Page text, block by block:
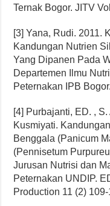
Ternak Bogor. JITV
[3] Yana, Rudi. 2011.
Kandungan Nutrien
Yang Dipanen Pada
Departemen Ilmu
Peternakan IPB Bogor.
[4] Purbajanti, ED. ,
Kusmiyati.
Benggala (Panicum
(Pennisetum
Jurusan Nutrisi dan
Peternakan UNDIP.
Production 11 (2)